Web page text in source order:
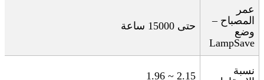
عمر
المصباح –
وضع
LampSave
حتى 15000 ساعة
نسبة
1.96 ~ 2.15